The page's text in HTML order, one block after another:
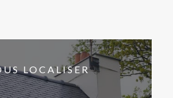
LOCALISER